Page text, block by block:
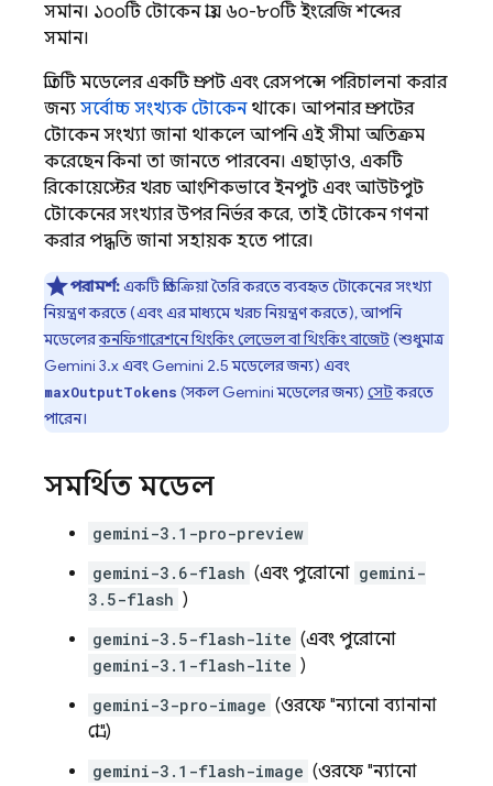
সমান। ১০০টি টোকেন প্রায় ৬০-৮০টি ইংরেজি শব্দের
সমান।
প্রতিটি মডেলের একটি প্রম্পট এবং রেসপন্সে পরিচালনা করার
জন্য সর্বোচ্চ সংখ্যক টোকেনথাকে। আপনার প্রম্পটের
টোকেন সংখ্যা জানা থাকলে আপনি এই সীমা অতিক্রম
করেছেন কিনা তা জানতে পারবেন। এছাড়াও, একটি
রিকোয়েস্টের খরচ আংশিকভাবে ইনপুট এবং আউটপুট
টোকেনের সংখ্যার উপর নির্ভর করে, তাই টোকেন গণনা
করার পদ্ধতি জানা সহায়ক হতে পারে।
পরামর্শ:একটি প্রতিক্রিয়া তৈরি করতে ব্যবহৃত টোকেনের সংখ্যা
নিয়ন্ত্রণ করতে (এবং এর মাধ্যমে খরচ নিয়ন্ত্রণ করতে), আপনি
মডেলেরকনফিগারেশনে থিংকিং লেভেল বা থিংকিং বাজেট (শুধুমাত্র
Gemini 3.xএবং Gemini 2.5মডেলের জন্য) এবং
maxOutputTokens (সকলGeminiমডেলের জন্য) সেটকরতে
পারেন।
সমর্থিত মডেল
gemini-3.1-pro-preview
gemini-3.6-flash (এবং পুরোনো gemini-
3.5-flash )
gemini-3.5-flash-lite (এবং পুরোনো
gemini-3.1-flash-lite )
gemini-3-pro-image (ওরফে "ন্যানো ব্যানানা
প্রো")
gemini-3.1-flash-image (ওরফে "ন্যানো